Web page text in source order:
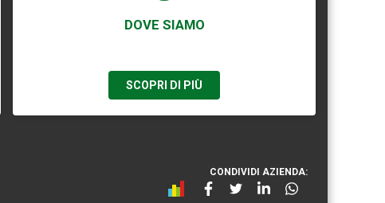
DOVE SIAMO
SCOPRI DI PIÙ
CONDIVIDI AZIENDA: